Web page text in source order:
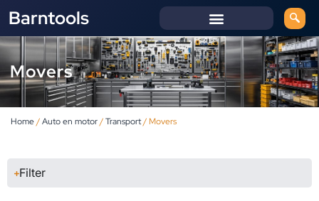
Barntools
Movers
Home/Auto en motor/Transport/ Movers
Filter